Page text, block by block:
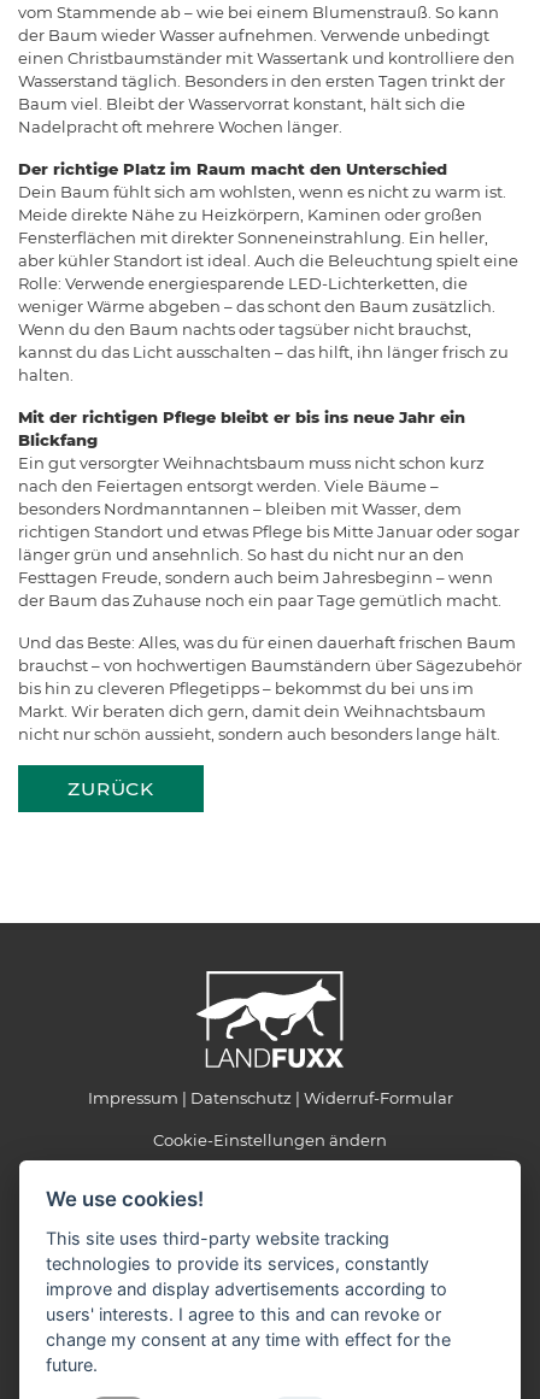
vom Stammende ab – wie bei einem Blumenstrauß. So kann
der Baum wieder Wasser aufnehmen. Verwende unbedingt
einen Christbaumständer mit Wassertank und kontrolliere den
Wasserstand täglich. Besonders in den ersten Tagen trinkt der
Baum viel. Bleibt der Wasservorrat konstant, hält sich die
Nadelpracht oft mehrere Wochen länger.
Der richtige Platz im Raum macht den Unterschied
Dein Baum fühlt sich am wohlsten, wenn es nicht zu warm ist.
Meide direkte Nähe zu Heizkörpern, Kaminen oder großen
Fensterflächen mit direkter Sonneneinstrahlung. Ein heller,
aber kühler Standort ist ideal. Auch die Beleuchtung spielt eine
Rolle: Verwende energiesparende LED-Lichterketten, die
weniger Wärme abgeben – das schont den Baum zusätzlich.
Wenn du den Baum nachts oder tagsüber nicht brauchst,
kannst du das Licht ausschalten – das hilft, ihn länger frisch zu
halten.
Mit der richtigen Pflege bleibt er bis ins neue Jahr ein
Blickfang
Ein gut versorgter Weihnachtsbaum muss nicht schon kurz
nach den Feiertagen entsorgt werden. Viele Bäume –
besonders Nordmanntannen – bleiben mit Wasser, dem
richtigen Standort und etwas Pflege bis Mitte Januar oder sogar
länger grün und ansehnlich. So hast du nicht nur an den
Festtagen Freude, sondern auch beim Jahresbeginn – wenn
der Baum das Zuhause noch ein paar Tage gemütlich macht.
Und das Beste: Alles, was du für einen dauerhaft frischen Baum
brauchst – von hochwertigen Baumständern über Sägezubehör
bis hin zu cleveren Pflegetipps – bekommst du bei uns im
Markt. Wir beraten dich gern, damit dein Weihnachtsbaum
nicht nur schön aussieht, sondern auch besonders lange hält.
ZURÜCK
Impressum Datenschutz Widerruf-Formular
Cookie-Einstellungen ändern
LANDFUXX Börjes
Ringstraße 2
48480 Spelle
Telefon: 05977 92115
Telefax: 05977 92116
We use cookies!
This site uses third-party website tracking
technologies to provide its services, constantly
improve and display advertisements according to
users' interests. I agree to this and can revoke or
change my consent at any time with effect for the
future.